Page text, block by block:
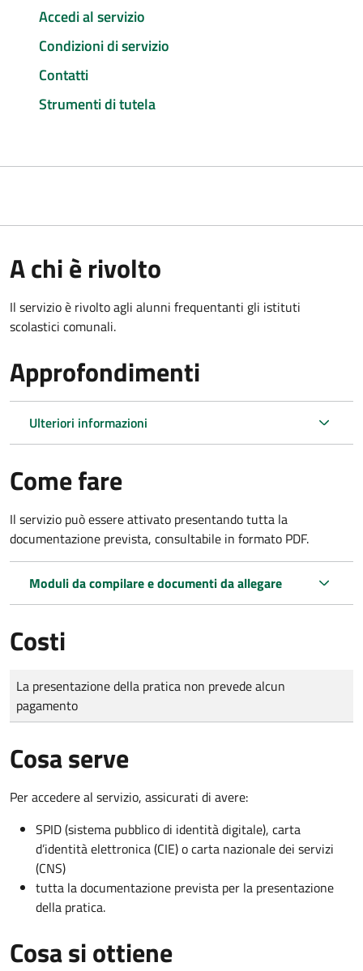
Accedi al servizio
Condizioni di servizio
Contatti
Strumenti di tutela
A chi è rivolto
Il servizio è rivolto agli alunni frequentanti gli istituti
scolastici comunali.
Approfondimenti
Ulteriori informazioni
Come fare
Il servizio può essere attivato presentando tutta la
documentazione prevista, consultabile in formato PDF.
Moduli da compilare e documenti da allegare
Costi
Tipo di pagamento
Importo
La presentazione della pratica non prevede alcun
pagamento
Cosa serve
Per accedere al servizio, assicurati di avere:
SPID (sistema pubblico di identità digitale), carta
d’identità elettronica (CIE) o carta nazionale dei servizi
(CNS)
tutta la documentazione prevista per la presentazione
della pratica.
Cosa si ottiene